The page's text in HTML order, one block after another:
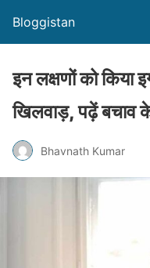
Bloggistan
इन लक्षणों को किया
खिलवाड़, पढ़ें बचाव
Bhavnath Kumar